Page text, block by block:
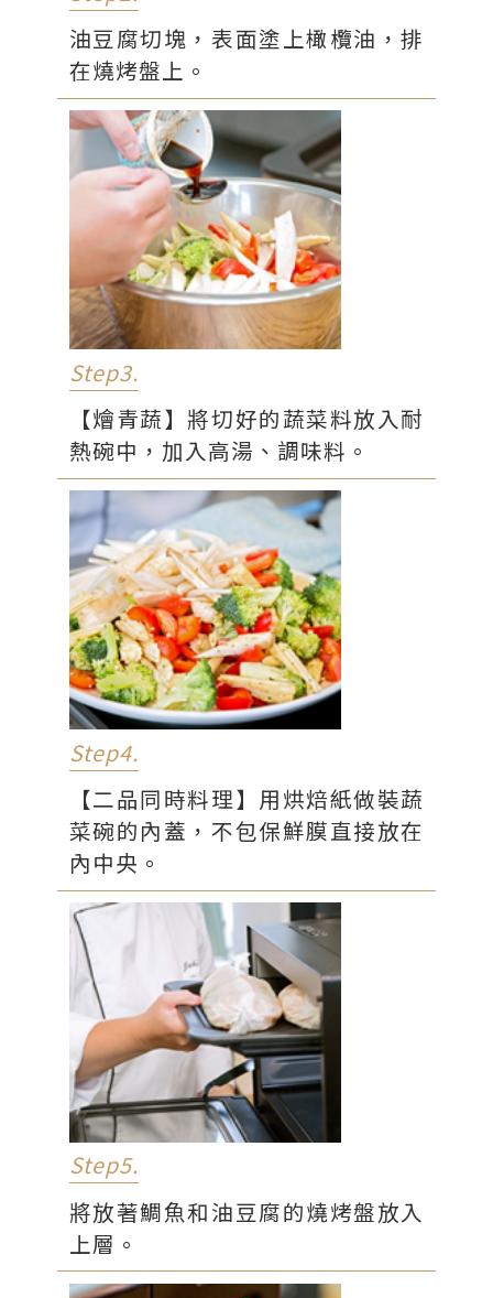
油豆腐切塊，表面塗上橄欖油，排
在燒烤盤上。
Step3.
【燴青蔬】將切好的蔬菜料放入耐
熱碗中，加入高湯、調味料。
Step4.
【二品同時料理】用烘焙紙做裝蔬
菜碗的內蓋，不包保鮮膜直接放在
內中央。
Step5.
將放著鯛魚和油豆腐的燒烤盤放入
上層。